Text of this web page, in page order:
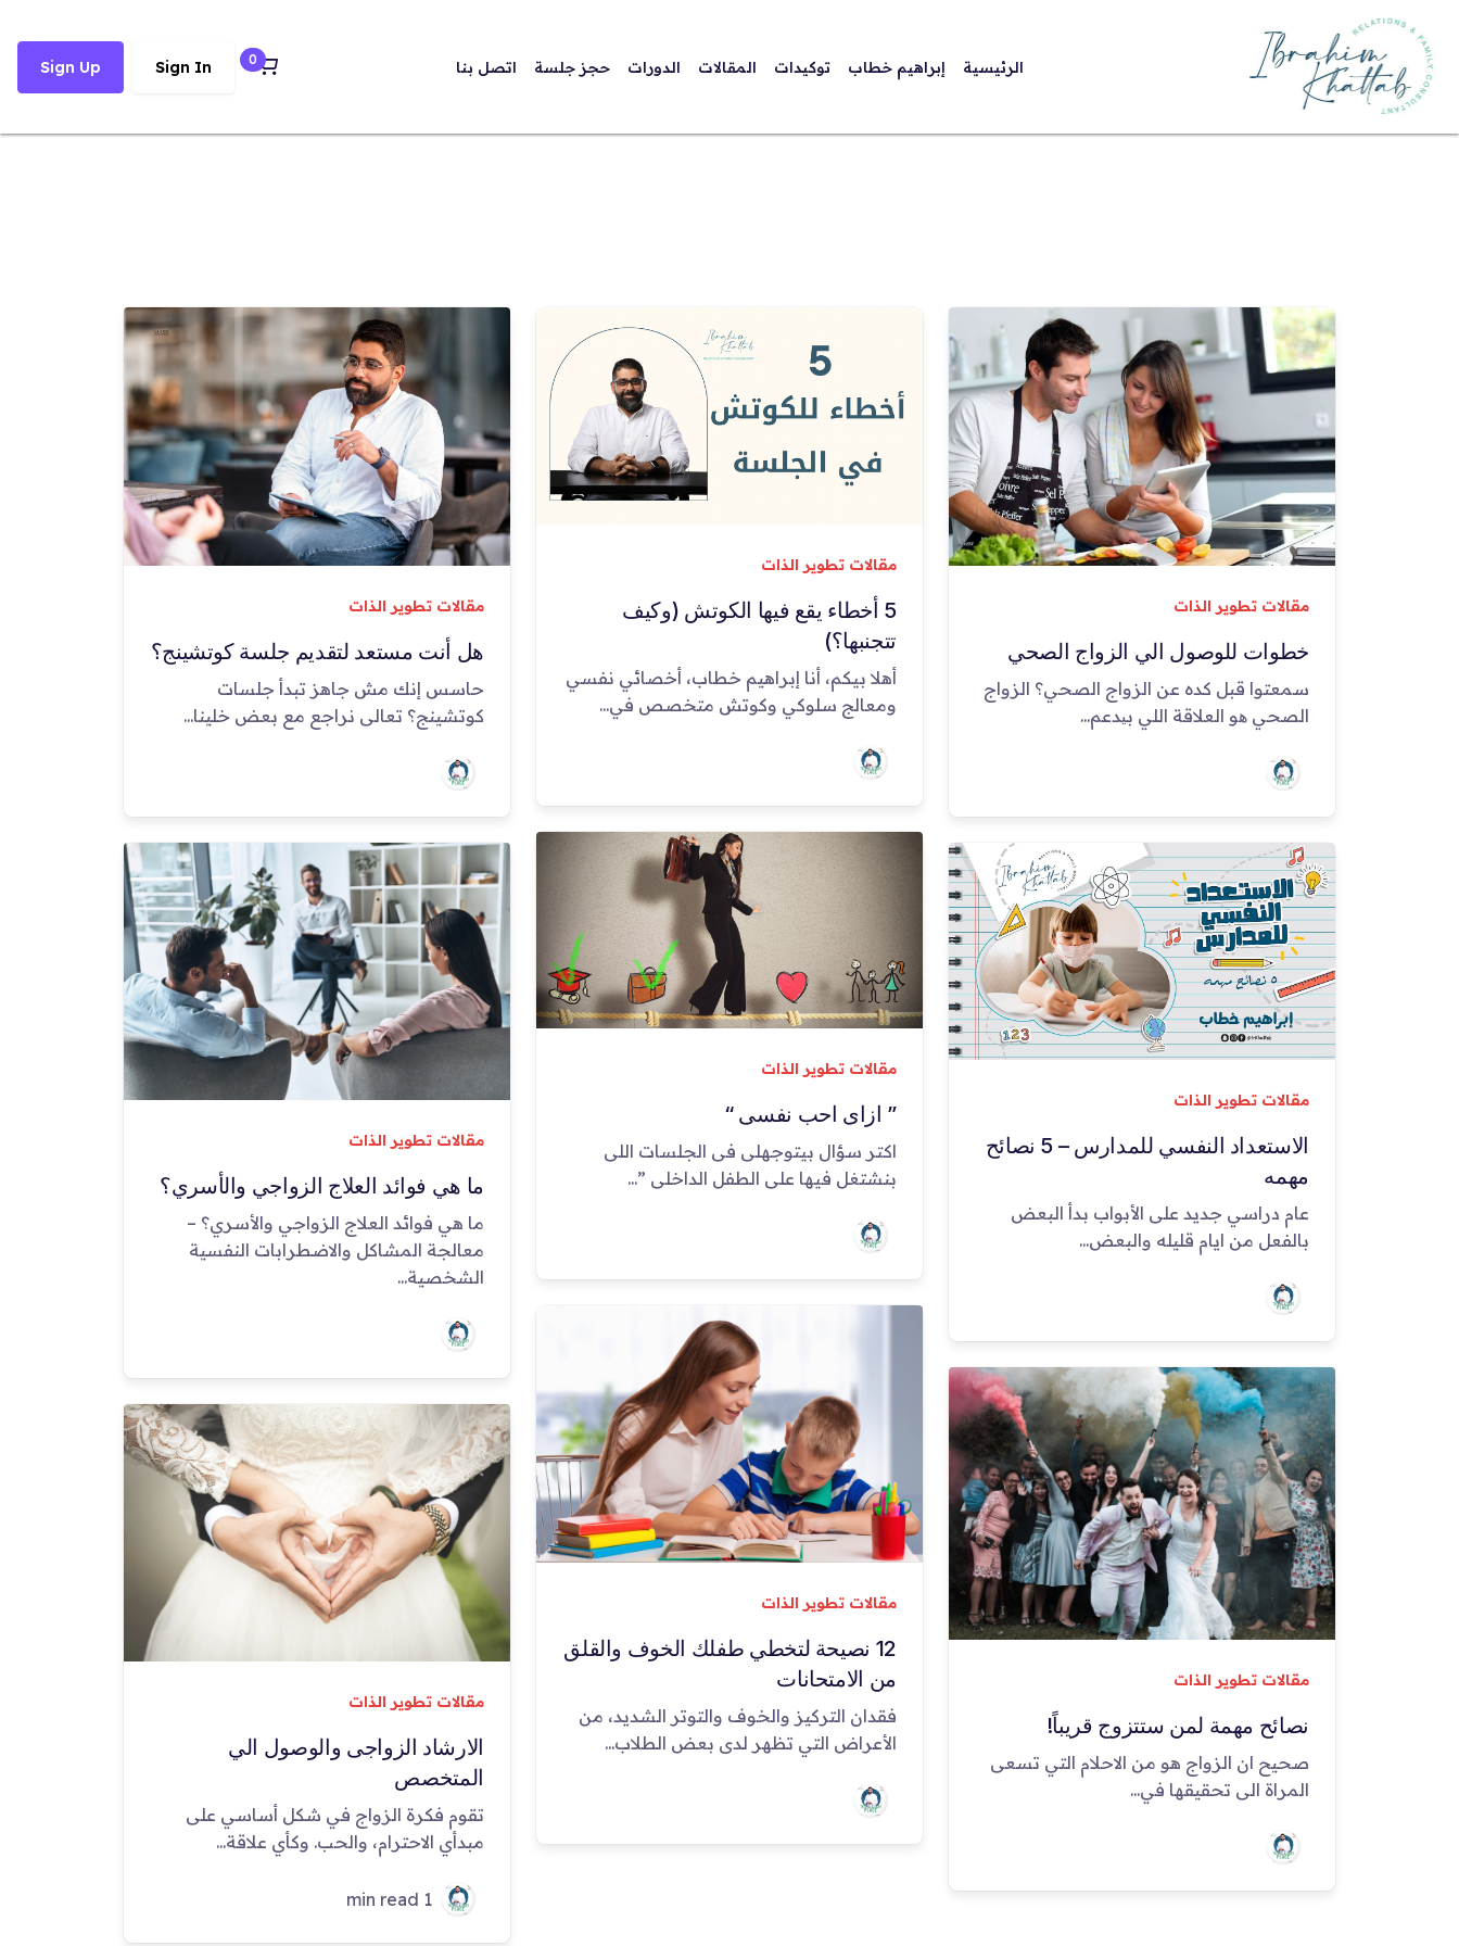
الرئيسية إبراهيم خطاب توكيدات المقالات الدورات حجز جلسة اتصل بنا 0
Sign In
Sign Up
مقالات تطوير الذات
هل أنت مستعد لتقديم جلسة كوتشينج؟
حاسس إنك مش جاهز تبدأ جلسات
كوتشينج؟ تعالى نراجع مع بعض خلينا...
مقالات تطوير الذات
5 أخطاء يقع فيها الكوتش (وكيف
تتجنبها؟)
أهلا بيكم، أنا إبراهيم خطاب، أخصائي نفسي
ومعالج سلوكي وكوتش متخصص في...
مقالات تطوير الذات
خطوات للوصول الي الزواج الصحي
سمعتوا قبل كده عن الزواج الصحي؟ الزواج
الصحي ھو العلاقة اللي بیدعم...
مقالات تطوير الذات
” ازاى احب نفسى “
اكتر سؤال بيتوجهلى فى الجلسات اللى
بنشتغل فيها على الطفل الداخلى ”...
مقالات تطوير الذات
الاستعداد النفسي للمدارس – 5 نصائح
مهمه
عام دراسي جديد على الأبواب بدأ البعض
بالفعل من ايام قليله والبعض...
مقالات تطوير الذات
ما هي فوائد العلاج الزواجي والأسري؟
ما هي فوائد العلاج الزواجي والأسري؟ –
معالجة المشاكل والاضطرابات النفسية
الشخصية...
مقالات تطوير الذات
12 نصيحة لتخطي طفلك الخوف والقلق
من الامتحانات
فقدان التركيز والخوف والتوتر الشديد، من
الأعراض التي تظهر لدى بعض الطلاب...
مقالات تطوير الذات
نصائح مهمة لمن ستتزوج قريباً!
صحيح ان الزواج هو من الاحلام التي تسعى
المراة الى تحقيقها في...
مقالات تطوير الذات
الارشاد الزواجى والوصول الي
المتخصص
تقوم فكرة الزواج في شكل أساسي على
مبدأي الاحترام، والحب. وكأي علاقة...
1 min read